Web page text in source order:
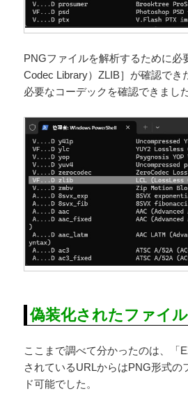
PNGファイルを解析するために必
Codec Library）ZLIB］が確認でき
必要なコーデックを確認できました
偽装化されたファイ
ここまで調べて分かったのは、「
されているURLからはPNG形式の
ド可能でした。